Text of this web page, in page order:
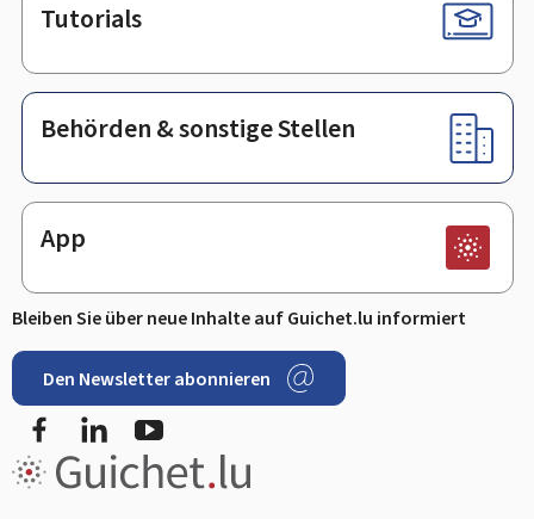
Tutorials
Behörden & sonstige Stellen
App
Bleiben Sie über neue Inhalte auf Guichet.lu informiert
Den Newsletter abonnieren
FacebookLinkedIn